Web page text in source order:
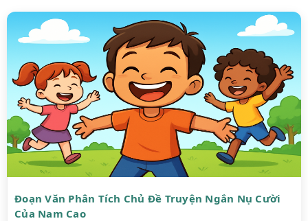
Đoạn Văn Phân Tích Chủ Đề Truyện Ngắn Nụ Cười
Của Nam Cao